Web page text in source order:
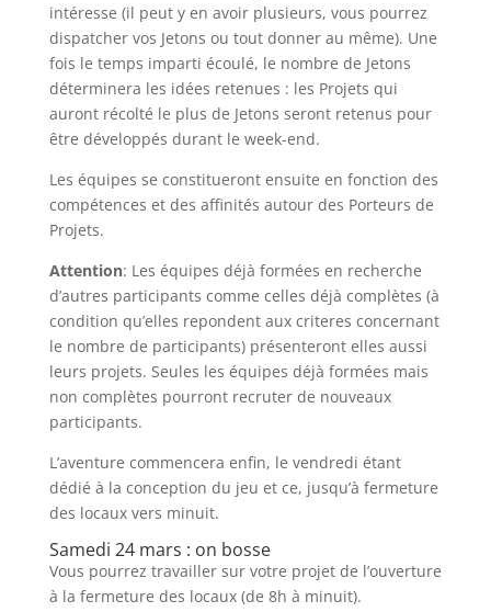
intéresse (il peut y en avoir plusieurs, vous pourrez
dispatcher vos Jetons ou tout donner au même). Une
fois le temps imparti écoulé, le nombre de Jetons
déterminera les idées retenues : les Projets qui
auront récolté le plus de Jetons seront retenus pour
être développés durant le week-end.
Les équipes se constitueront ensuite en fonction des
compétences et des affinités autour des Porteurs de
Projets.
Attention: Les équipes déjà formées en recherche
d’autres participants comme celles déjà complètes (à
condition qu’elles repondent aux criteres concernant
le nombre de participants) présenteront elles aussi
leurs projets. Seules les équipes déjà formées mais
non complètes pourront recruter de nouveaux
participants.
L’aventure commencera enfin, le vendredi étant
dédié à la conception du jeu et ce, jusqu’à fermeture
des locaux vers minuit.
Samedi 24 mars : on bosse
Vous pourrez travailler sur votre projet de l’ouverture
à la fermeture des locaux (de 8h à minuit).